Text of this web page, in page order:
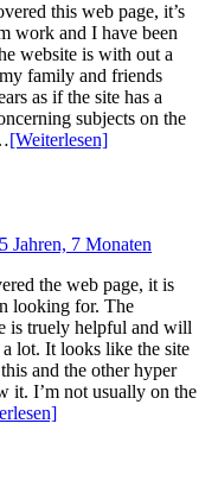
this web page, it’s
work and I have been
website is with out a
family and friends
as if the site has a
subjects on the
[Weiterlesen]
Jahren, 7 Monaten
the web page, it is
looking for. The
is truely helpful and will
lot. It looks like the site
and the other hyper
it. I’m not usually on the